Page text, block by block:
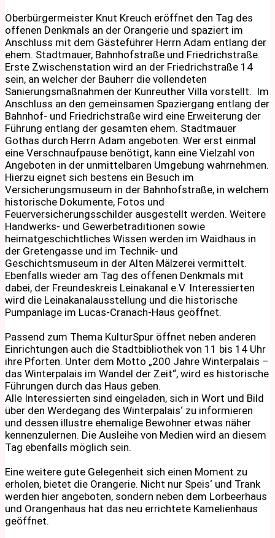
Oberbürgermeister Knut Kreuch eröffnet den Tag des
offenen Denkmals an der Orangerie und spaziert im
Anschluss mit dem Gästeführer Herrn Adam entlang der
ehem. Stadtmauer, Bahnhofstraße und Friedrichstraße.
Erste Zwischenstation wird an der Friedrichstraße 14
sein, an welcher der Bauherr die vollendeten
Sanierungsmaßnahmen der Kunreuther Villa vorstellt. Im
Anschluss an den gemeinsamen Spaziergang entlang der
Bahnhof- und Friedrichstraße wird eine Erweiterung der
Führung entlang der gesamten ehem. Stadtmauer
Gothas durch Herrn Adam angeboten. Wer erst einmal
eine Verschnaufpause benötigt, kann eine Vielzahl von
Angeboten in der unmittelbaren Umgebung wahrnehmen.
Hierzu eignet sich bestens ein Besuch im
Versicherungsmuseum in der Bahnhofstraße, in welchem
historische Dokumente, Fotos und
Feuerversicherungsschilder ausgestellt werden. Weitere
Handwerks- und Gewerbetraditionen sowie
heimatgeschichtliches Wissen werden im Waidhaus in
der Gretengasse und im Technik- und
Geschichtsmuseum in der Alten Mälzerei vermittelt.
Ebenfalls wieder am Tag des offenen Denkmals mit
dabei, der Freundeskreis Leinakanal e.V. Interessierten
wird die Leinakanalausstellung und die historische
Pumpanlage im Lucas-Cranach-Haus geöffnet.
Passend zum Thema KulturSpur öffnet neben anderen
Einrichtungen auch die Stadtbibliothek von 11 bis 14 Uhr
ihre Pforten. Unter dem Motto „200 Jahre Winterpalais –
das Winterpalais im Wandel der Zeit“, wird es historische
Führungen durch das Haus geben.
Alle Interessierten sind eingeladen, sich in Wort und Bild
über den Werdegang des Winterpalais‘ zu informieren
und dessen illustre ehemalige Bewohner etwas näher
kennenzulernen. Die Ausleihe von Medien wird an diesem
Tag ebenfalls möglich sein.
Eine weitere gute Gelegenheit sich einen Moment zu
erholen, bietet die Orangerie. Nicht nur Speis‘ und Trank
werden hier angeboten, sondern neben dem Lorbeerhaus
und Orangenhaus hat das neu errichtete Kamelienhaus
geöffnet.